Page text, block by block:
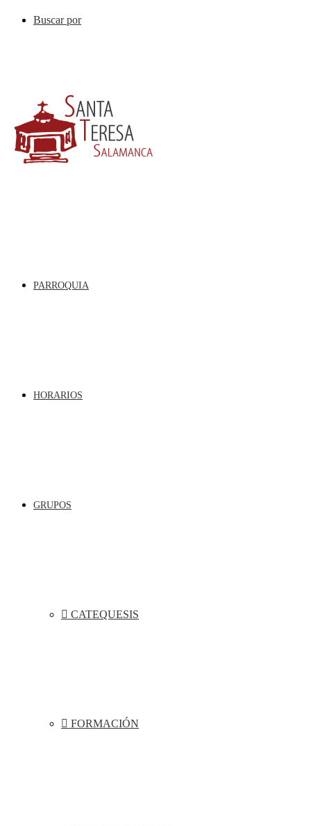
Buscar por
PARROQUIA
HORARIOS
GRUPOS
CATEQUESIS
FORMACIÓN